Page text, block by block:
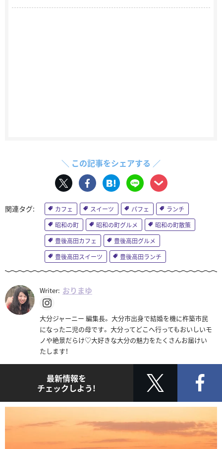
＼ この記事をシェアする ／
カフェ スイーツ パフェ
ランチ
昭和の町
昭和の町グルメ
昭和の町散策
豊後高田カフェ
豊後高田グルメ
豊後高田スイーツ
豊後高田ランチ
Writer: おりまゆ
大分ジャーニー 編集長。 大分市出身で結婚を機に杵築市民
になった二児の母です。 大分ってどこへ行ってもおいしいモ
ノや絶景だらけ♡大好きな大分の魅力をたくさんお届けい
たします！
最新情報を
チェックしよう!